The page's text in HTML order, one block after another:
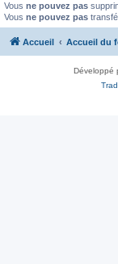
Vous ne pouvez pas
Vous ne pouvez pas
Accueil Accueil du
Développé